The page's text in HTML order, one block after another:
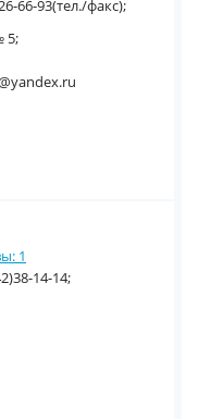
5;
66-93(тел./факс);
1
14-14;